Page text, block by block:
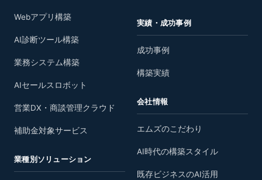
Webアプリ構築
AI診断ツール構築
業務システム構築
AIセールスロボット
営業DX・商談管理クラウド
補助金対象サービス
業種別ソリューション
実績・成功事例
成功事例
構築実績
会社情報
エムズのこだわり
AI時代の構築スタイル
既存ビジネスのAI活用